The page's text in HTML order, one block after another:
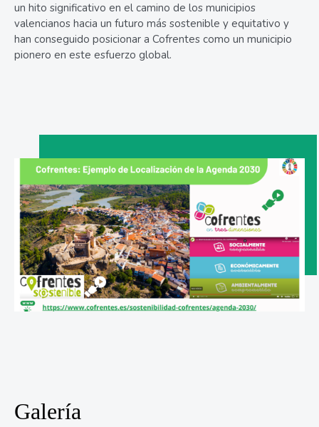
un hito significativo en el camino de los municipios
valencianos hacia un futuro más sostenible y equitativo y
han conseguido posicionar a Cofrentes como un municipio
pionero en este esfuerzo global.
Galería